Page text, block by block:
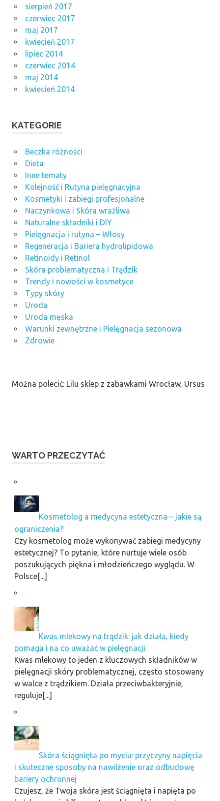
sierpień 2017
czerwiec 2017
maj 2017
kwiecień 2017
lipiec 2014
czerwiec 2014
maj 2014
kwiecień 2014
KATEGORIE
Beczka różności
Dieta
Inne tematy
Kolejność i Rutyna pielęgnacyjna
Kosmetyki i zabiegi profesjonalne
Naczynkowa i Skóra wrażliwa
Naturalne składniki i DIY
Pielęgnacja i rutyna – Włosy
Regeneracja i Bariera hydrolipidowa
Retinoidy i Retinol
Skóra problematyczna i Trądzik
Trendy i nowości w kosmetyce
Typy skóry
Uroda
Uroda męska
Warunki zewnętrzne i Pielęgnacja sezonowa
Zdrowie
Można polecić: Lilu sklep z zabawkami Wrocław, Ursus
WARTO PRZECZYTAĆ
Kosmetolog a medycyna estetyczna – jakie są
ograniczenia?
Czy kosmetolog może wykonywać zabiegi medycyny
estetycznej? To pytanie, które nurtuje wiele osób
poszukujących piękna i młodzieńczego wyglądu. W
Polsce[...]
Kwas mlekowy na trądzik: jak działa, kiedy
pomaga i na co uważać w pielęgnacji
Kwas mlekowy to jeden z kluczowych składników w
pielęgnacji skóry problematycznej, często stosowany
w walce z trądzikiem. Działa przeciwbakteryjnie,
reguluje[...]
Skóra ściągnięta po myciu: przyczyny napięcia
i skuteczne sposoby na nawilżenie oraz odbudowę
bariery ochronnej
Czujesz, że Twoja skóra jest ściągnięta i napięta po